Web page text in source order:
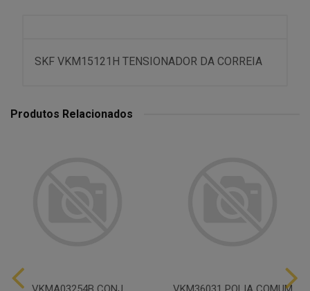
SKF VKM15121H TENSIONADOR DA CORREIA
Produtos Relacionados